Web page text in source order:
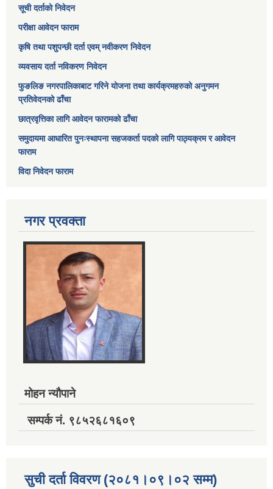
सूची दर्ताको निवेदन
परीक्षा आवेदन फाराम
कृषि तथा पशुपन्छी दर्ता एवम् नवीकरण निवेदन
व्यवसाय दर्ता नविकरण निवेदन
फुङलिङ नगरपालिकाबाट गरिने योजना तथा कार्यक्रमहरुको अनुगमन
प्रतिवेदनको ढाँचा
छात्रवृत्तिका लागि आवेदन फारामको ढाँचा
समुदायमा आधारित पुनःस्थापना सहजकर्ता पदको लागि पाठ्यक्रम र आवेदन
फाराम
विदा निवेदन फाराम
नगर प्रवक्ता
मोहन न्यौपाने
सम्पर्क नं. ९८५२६८१६०९
सुची दर्ता विवरण (२०८१।०९।०२ सम्म)